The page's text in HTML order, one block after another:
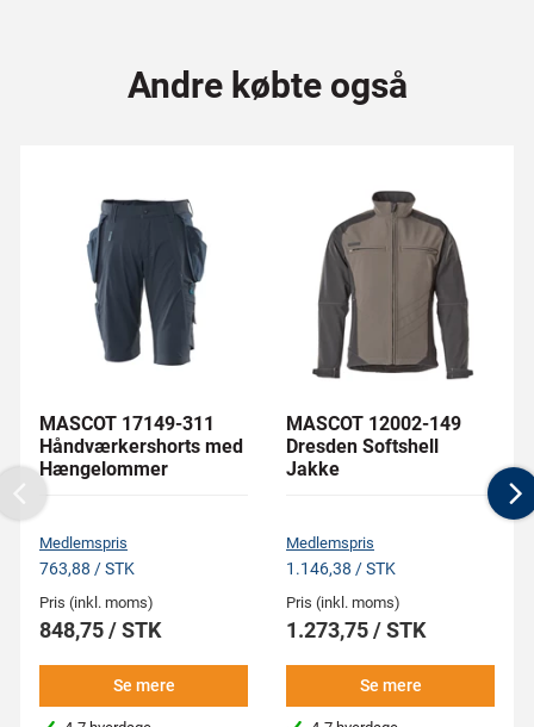
Andre købte også
MASCOT 17149-311
Håndværkershorts med
Hængelommer
Medlemspris
763,88 / STK
Pris (inkl. moms)
848,75 / STK
Se mere
MASCOT 12002-149
Dresden Softshell
Jakke
Medlemspris
1.146,38 / STK
Pris (inkl. moms)
1.273,75 / STK
Se mere
Previous